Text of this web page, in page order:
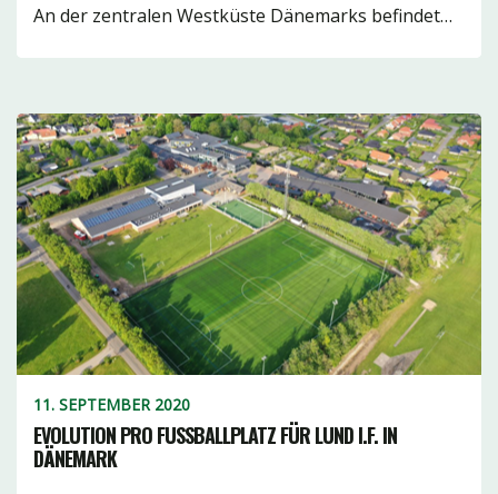
An der zentralen Westküste Dänemarks befindet…
11. SEPTEMBER 2020
EVOLUTION PRO FUSSBALLPLATZ FÜR LUND I.F. IN D
ÄNEMARK